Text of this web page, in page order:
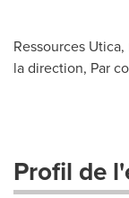
Ressources
la direction, Par
Profil de